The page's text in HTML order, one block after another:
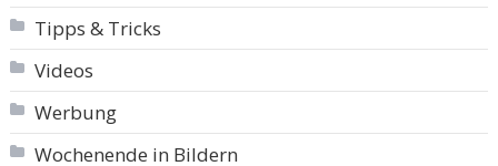
Tipps & Tricks
Videos
Werbung
Wochenende in Bildern